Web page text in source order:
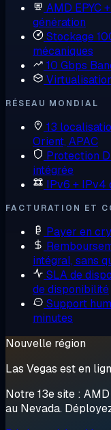
AMD EPYC
génération
Stockage
mécaniques
10 Gbps
RÉSEAU MONDIAL
13
Orient, APAC
Protection
intégrée
IPv6 + IPv4
FACTURATION ET
Payer en
intégral, sans
SLA de
de disponibilité
Support
minutes
Nouvelle région
Las Vegas est en
Notre 13e site :
au Nevada.